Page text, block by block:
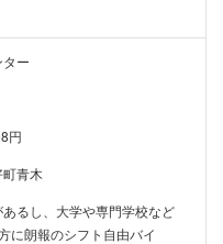
ー
円
青木
るし、大学や専門学校など
に朗報のシフト自由バイ